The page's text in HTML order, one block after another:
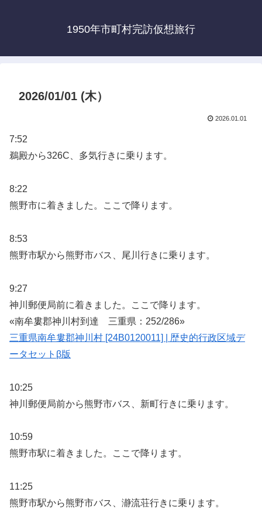
1950年市町村完訪仮想旅行
2026/01/01 (木）
2026.01.01
7:52
鵜殿から326C、多気行きに乗ります。
8:22
熊野市に着きました。ここで降ります。
8:53
熊野市駅から熊野市バス、尾川行きに乗ります。
9:27
神川郵便局前に着きました。ここで降ります。
«南牟婁郡神川村到達 三重県：252/286»
三重県南牟婁郡神川村 [24B0120011] | 歴史的行政区域デ
ータセットβ版
10:25
神川郵便局前から熊野市バス、新町行きに乗ります。
10:59
熊野市駅に着きました。ここで降ります。
11:25
熊野市駅から熊野市バス、瀞流荘行きに乗ります。